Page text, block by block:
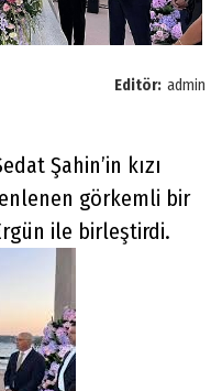
Editör: admin
Şahin’in kızı
görkemli bir
ile birleştirdi.